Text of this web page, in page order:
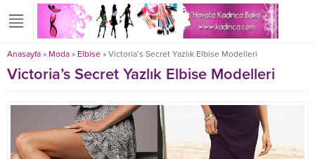
Anasayfa » Moda » Elbise » Victoria’s Secret Yazlık Elbise Modelleri
Victoria’s Secret Yazlık Elbise Modelleri